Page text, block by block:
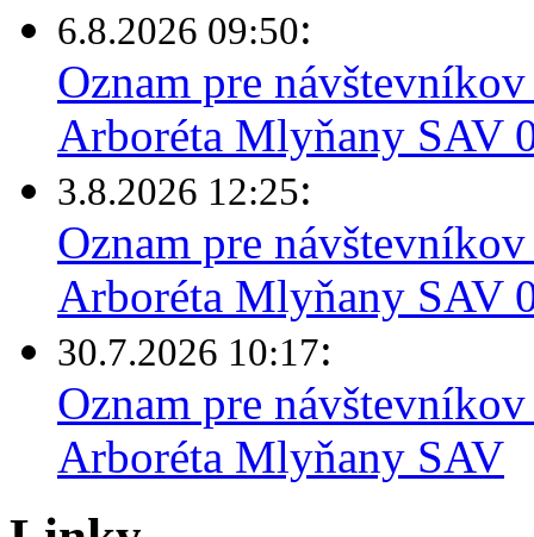
6.8.2026 09:50:
Oznam pre
Arboréta Mlyňany SAV
3.8.2026 12:25:
Oznam pre
Arboréta Mlyňany SAV
30.7.2026 10:17:
Oznam pre
Arboréta Mlyňany SAV